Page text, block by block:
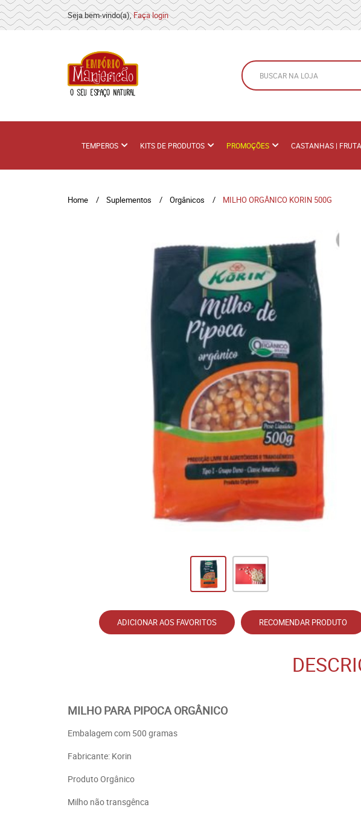
Seja bem-vindo(a),Faça login
TEMPEROS KITS DE PRODUTOS PROMOÇÕES CASTANHAS |
Home Suplementos Orgânicos MILHO ORGÂNICO KORIN 500G
ADICIONAR AOS FAVORITOS RECOMENDAR PRODUTO
MILHO PARA PIPOCA ORGÂNICO
Embalagem com 500 gramas
Fabricante: Korin
Produto Orgânico
Milho não transgênca